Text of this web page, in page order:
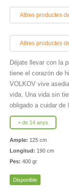
Altres productes
Altres productes
Déjate llevar con la
tiene el corazón de
VOLKOV vive
vida. Una vida sin
obligado a cuidar de
+ de 14 anys
Ample: 125 cm
Longitud: 190 cm
Pes: 400 gr
Disponible